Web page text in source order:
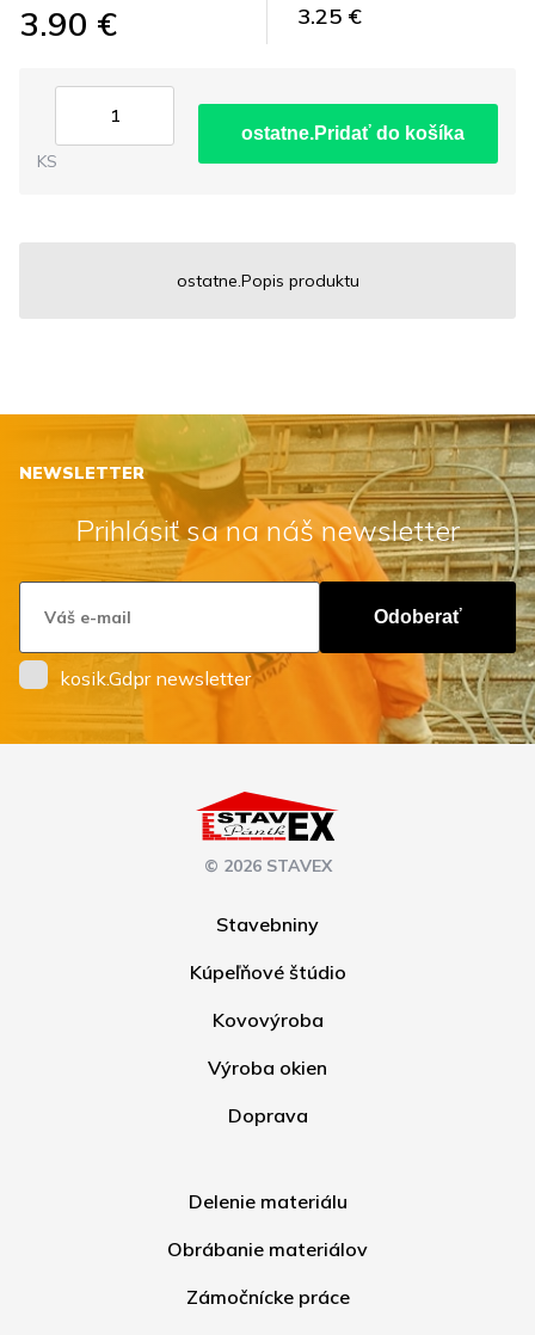
3.90 € 3.25 €
KS
ostatne.Pridať do košíka
ostatne.Popis produktu
NEWSLETTER
Prihlásiť sa na náš newsletter
Odoberať
kosik.Gdpr newsletter
© 2026 STAVEX
Stavebniny
Kúpeľňové štúdio
Kovovýroba
Výroba okien
Doprava
Delenie materiálu
Obrábanie materiálov
Zámočnícke práce